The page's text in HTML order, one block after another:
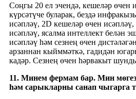
Соңгы 20 ел эчендә, кешеләр өчен
күрсәтүче буларак, бездә
исәпләү, 2D кешеләр өчен
исәпләү, ясалма интеллект белән
исәпләү һәм сезнең өчен
арзаннан кыйммәткә, гадидән
кадәр. Сезнең өчен һәрвакыт
11. Минем фермам бар. Мин
һәм сарыкларны санап чыгарга